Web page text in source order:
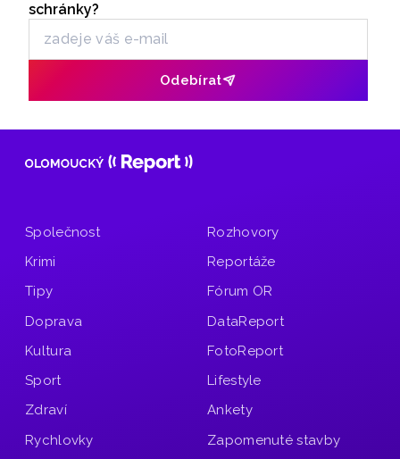
se prokazovat očkováním či negativními testy, zjistila ČTK.
Po zpřísnění protiepidemických opatření organizátoři akcí
také řadu již zamluvených rezervací nyní ruší. Vánoční
k nejlukrativnějším během roku.
schránky?
Odebírat
Společnost
Krimi
Tipy
Doprava
Kultura
Sport
Zdraví
Rychlovky
Rozhovory
Reportáže
Fórum OR
DataReport
FotoReport
Lifestyle
Ankety
Zapomenuté stavby